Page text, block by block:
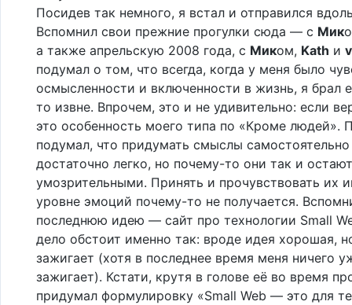
Посидев так немного, я встал и отправился
Вспомнил свои прежние прогулки сюда — с Мик
а также апрельскую 2008 года, с Миком, Kath и
подумал о том, что всегда, когда у меня было
осмысленности и включенности в жизнь, я брал
то извне. Впрочем, это и не удивительно: если
это особенность моего типа по «Кроме людей».
подумал, что придумать смыслы
достаточно легко, но почему-то они так и
умозрительными. Принять и прочувствовать их
уровне эмоций почему-то не получается.
последнюю идею — сайт про технологии Small
дело обстоит именно так: вроде идея хорошая,
зажигает (хотя в последнее время меня ничего
зажигает). Кстати, крутя в голове её во время
придумал формулировку «Small Web — это для